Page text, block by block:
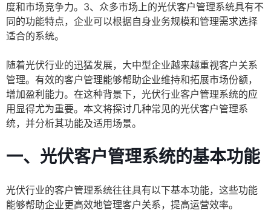
度和市场竞争力。3、众多市场上的光伏客户管理系统具有不
同的功能特点，企业可以根据自身业务规模和管理需求选择
适合的系统。
随着光伏行业的迅猛发展，大中型企业越来越重视客户关系
管理。有效的客户管理能够帮助企业维持和拓展市场份额，
增加盈利能力。在这种背景下，光伏行业客户管理系统的应
用显得尤为重要。本文将探讨几种常见的光伏客户管理系
统，并分析其功能及适用场景。
一、光伏客户管理系统的基本功能
光伏行业的客户管理系统往往具有以下基本功能，这些功能
能够帮助企业更高效地管理客户关系，提高运营效率。